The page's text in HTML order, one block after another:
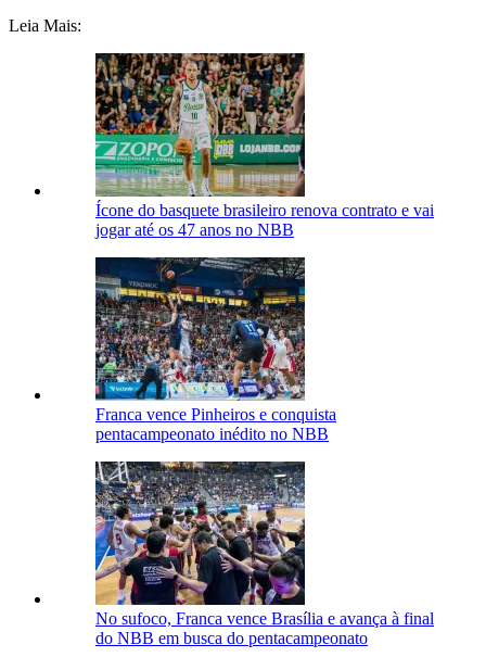
Leia Mais:
Ícone do basquete brasileiro renova contrato e vai
jogar até os 47 anos no NBB
Franca vence Pinheiros e conquista
pentacampeonato inédito no NBB
No sufoco, Franca vence Brasília e avança à final
do NBB em busca do pentacampeonato